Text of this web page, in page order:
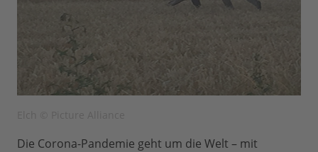
Die Corona-Pandemie geht um die Welt – mit